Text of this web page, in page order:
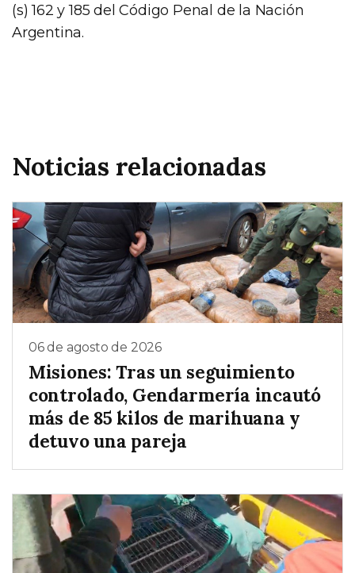
(s) 162 y 185 del Código Penal de la Nación
Argentina.
Noticias relacionadas
06 de agosto de 2026
Misiones: Tras un seguimiento
controlado, Gendarmería incautó
más de 85 kilos de marihuana y
detuvo una pareja